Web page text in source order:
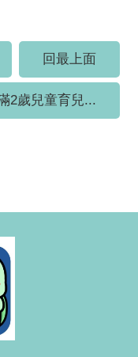
回最上面
2歲兒童育兒...